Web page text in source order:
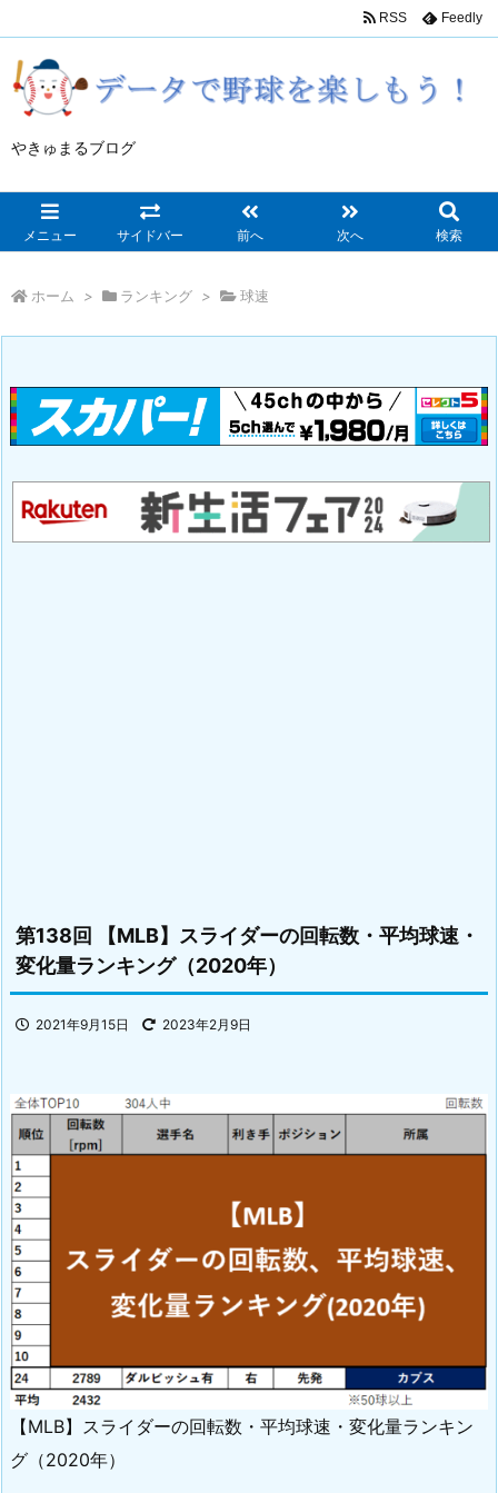
やきゅまるブログ
メニュー サイドバー 前へ 次へ 検索
RSS Feedly
ホーム > ランキング > 球速
第138回 【MLB】スライダーの回転数・平均球速・
変化量ランキング（2020年）
2021年9月15日 2023年2月9日
【MLB】スライダーの回転数・平均球速・変化量ランキン
グ（2020年）